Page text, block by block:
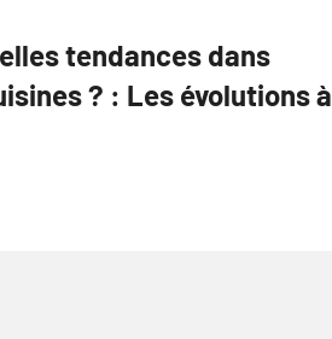
tendances dans
? : Les évolutions à